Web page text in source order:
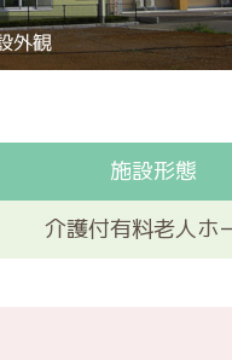
外観
施設形態
介護付有料老人ホ